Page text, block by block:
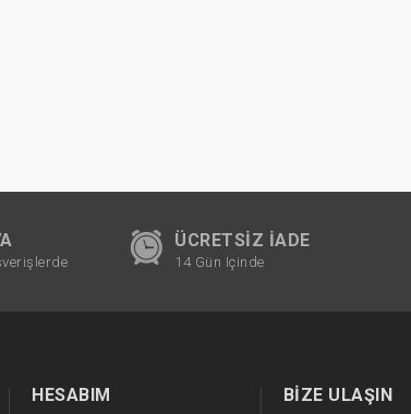
ÜCRETSIZ İADE
14 Gün Içinde
HESABIM BIZE ULAŞIN